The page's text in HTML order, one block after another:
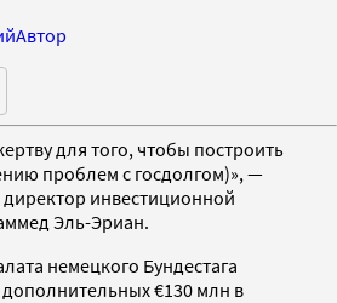
Автор
для того, чтобы построить
проблем с госдолгом)», —
инвестиционной
Эль-Эриан.
немецкого Бундестага
€130 млн в